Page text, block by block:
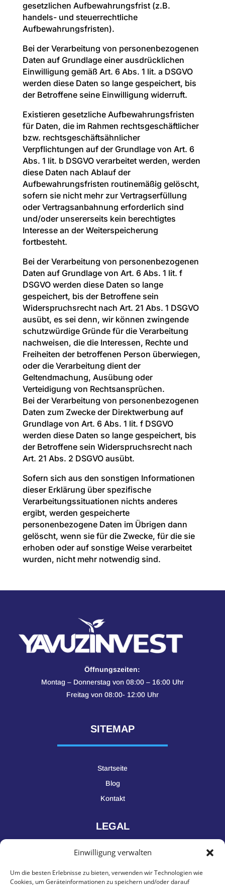
Einwilligung verwalten
Um die besten Erlebnisse zu bieten, verwenden wir Technologien wie
Cookies, um Geräteinformationen zu speichern und/oder darauf
gesetzlichen Aufbewahrungsfrist (z.B.
handels- und steuerrechtliche
Aufbewahrungsfristen).
Bei der Verarbeitung von personenbezogenen
Daten auf Grundlage einer ausdrücklichen
Einwilligung gemäß Art. 6 Abs. 1 lit. a DSGVO
werden diese Daten so lange gespeichert, bis
der Betroffene seine Einwilligung widerruft.
Existieren gesetzliche Aufbewahrungsfristen
für Daten, die im Rahmen rechtsgeschäftlicher
bzw. rechtsgeschäftsähnlicher
Verpflichtungen auf der Grundlage von Art. 6
Abs. 1 lit. b DSGVO verarbeitet werden, werden
diese Daten nach Ablauf der
Aufbewahrungsfristen routinemäßig gelöscht,
sofern sie nicht mehr zur Vertragserfüllung
oder Vertragsanbahnung erforderlich sind
und/oder unsererseits kein berechtigtes
Interesse an der Weiterspeicherung
fortbesteht.
Bei der Verarbeitung von personenbezogenen
Daten auf Grundlage von Art. 6 Abs. 1 lit. f
DSGVO werden diese Daten so lange
gespeichert, bis der Betroffene sein
Widerspruchsrecht nach Art. 21 Abs. 1 DSGVO
ausübt, es sei denn, wir können zwingende
schutzwürdige Gründe für die Verarbeitung
nachweisen, die die Interessen, Rechte und
Freiheiten der betroffenen Person überwiegen,
oder die Verarbeitung dient der
Geltendmachung, Ausübung oder
Verteidigung von Rechtsansprüchen.
Bei der Verarbeitung von personenbezogenen
Daten zum Zwecke der Direktwerbung auf
Grundlage von Art. 6 Abs. 1 lit. f DSGVO
werden diese Daten so lange gespeichert, bis
der Betroffene sein Widerspruchsrecht nach
Art. 21 Abs. 2 DSGVO ausübt.
Sofern sich aus den sonstigen Informationen
dieser Erklärung über spezifische
Verarbeitungssituationen nichts anderes
ergibt, werden gespeicherte
personenbezogene Daten im Übrigen dann
gelöscht, wenn sie für die Zwecke, für die sie
erhoben oder auf sonstige Weise verarbeitet
wurden, nicht mehr notwendig sind.
Öffnungszeiten:
Montag – Donnerstag von 08:00 – 16:00 Uhr
Freitag von 08:00- 12:00 Uhr
SITEMAP
Startseite
Blog
Kontakt
LEGAL
Datenschutz